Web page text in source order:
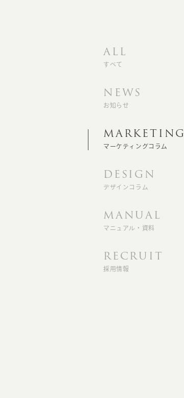
ALL
すべて
NEWS
お知らせ
MARKETING
マーケティングコラム
DESIGN
デザインコラム
MANUAL
マニュアル・資料
RECRUIT
採用情報